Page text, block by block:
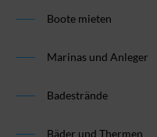
Boote mieten
Marinas und Anleger
Badestrände
Bäder und Thermen